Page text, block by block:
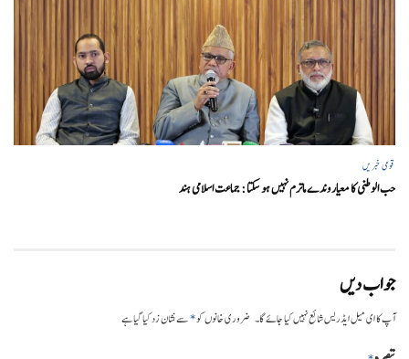
قومی خبریں
حب الوطنی کا معیار وندے ماترم نہیں ہو سکتا : جماعت اسلامی ہند
جواب دیں
آپ کا ای میل ایڈریس شائع نہیں کیا جائے گا۔ ضروری خانوں کو*سے نشان زد کیا گیا ہے